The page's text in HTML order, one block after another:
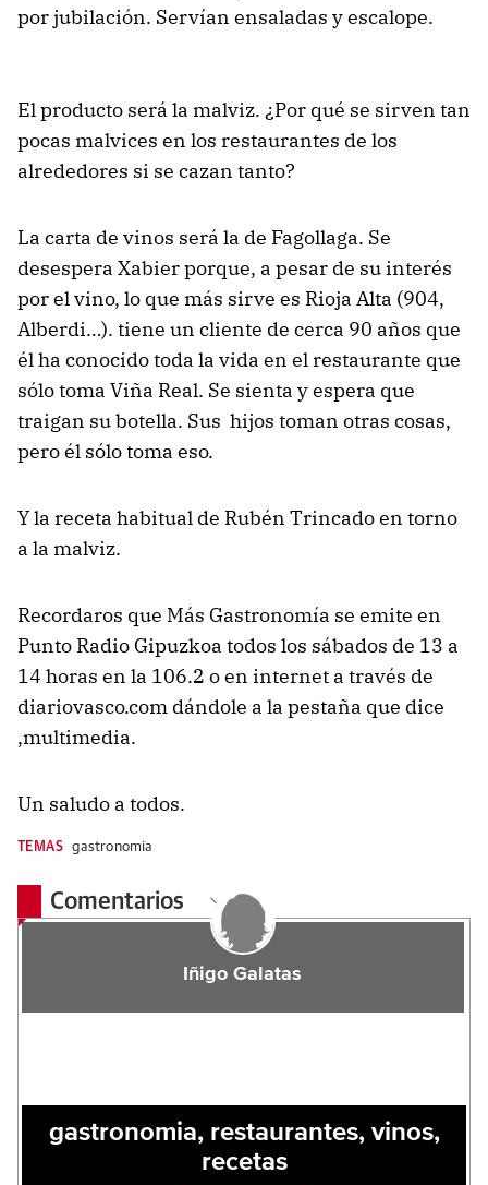
por jubilación. Servían ensaladas y escalope.
El producto será la malviz. ¿Por qué se sirven tan
pocas malvices en los restaurantes de los
alrededores si se cazan tanto?
La carta de vinos será la de Fagollaga. Se
desespera Xabier porque, a pesar de su interés
por el vino, lo que más sirve es Rioja Alta (904,
Alberdi…). tiene un cliente de cerca 90 años que
él ha conocido toda la vida en el restaurante que
sólo toma Viña Real. Se sienta y espera que
traigan su botella. Sus hijos toman otras cosas,
pero él sólo toma eso.
Y la receta habitual de Rubén Trincado en torno
a la malviz.
Recordaros que Más Gastronomía se emite en
Punto Radio Gipuzkoa todos los sábados de 13 a
14 horas en la 106.2 o en internet a través de
diariovasco.com dándole a la pestaña que dice
,multimedia.
Un saludo a todos.
TEMAS gastronomia
Comentarios
Iñigo Galatas
gastronomia, restaurantes, vinos,
recetas